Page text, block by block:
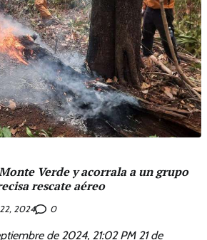
Verde y acorrala a un grupo
rescate aéreo
2024 0
de 2024, 21:02 PM 21 de